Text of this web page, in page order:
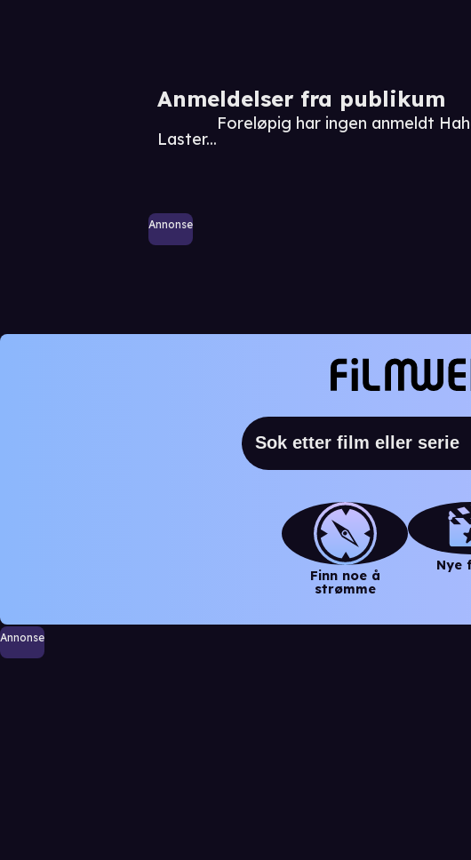
Anmeldelser fra publikum
Laster...
Foreløpig har ingen anmeldt
Annonse
Finn noe å
strømme
Nye
Annonse